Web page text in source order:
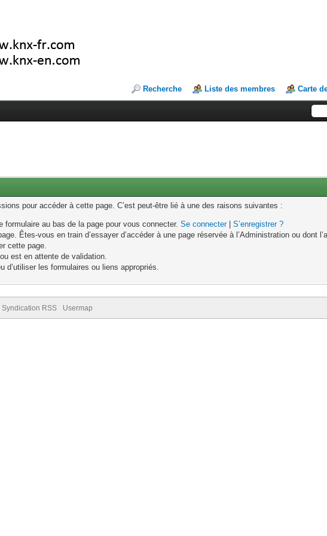
Recherche Liste des membres Carte
pour accéder à cette page. C’est peut-être lié à une des raisons suivantes :
formulaire au bas de la page pour vous connecter.Se connecter|S’enregistrer ?
Êtes-vous en train d’essayer d’accéder à une page réservée à l’Administration ou dont
cette page.
est en attente de validation.
d’utiliser les formulaires ou liens appropriés.
Syndication RSS Usermap